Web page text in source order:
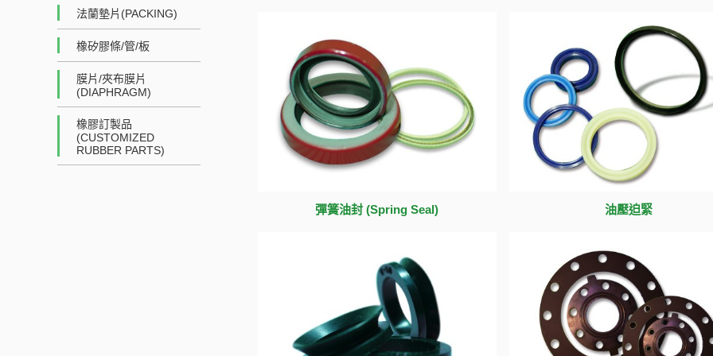
法蘭墊片(PACKING)
橡矽膠條/管/板
膜片/夾布膜片
(DIAPHRAGM)
橡膠訂製品
(CUSTOMIZED
RUBBER PARTS)
彈簧油封 (Spring Seal) 油壓迫緊